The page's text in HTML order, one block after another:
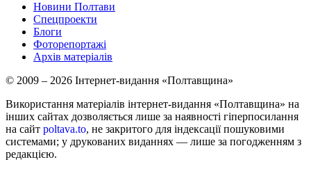
Новини Полтави
Спецпроекти
Блоги
Фоторепортажі
Архів матеріалів
© 2009 – 2026 Інтернет-видання «Полтавщина»
Використання матеріалів інтернет-видання «Полтавщина» на
інших сайтах дозволяється лише за наявності гіперпосилання
на сайт poltava.to, не закритого для індексації пошуковими
системами; у друкованих виданнях — лише за погодженням з
редакцією.